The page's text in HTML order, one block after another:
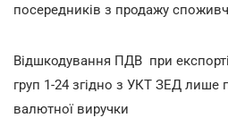
посередників з продажу
Відшкодування ПДВ при
груп 1-24 згідно з УКТ ЗЕД лише
валютної виручки